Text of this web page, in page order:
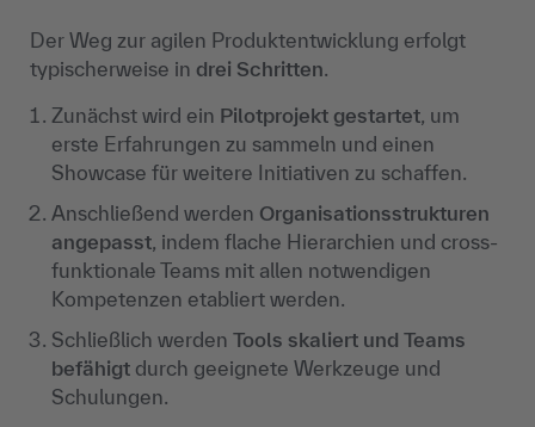
Der Weg zur agilen Produktentwicklung erfolgt
typischerweise in drei Schritten.
Zunächst wird ein Pilotprojekt gestartet, um
erste Erfahrungen zu sammeln und einen
Showcase für weitere Initiativen zu schaffen.
Anschließend werden Organisationsstrukturen
angepasst, indem flache Hierarchien und cross-
funktionale Teams mit allen notwendigen
Kompetenzen etabliert werden.
Schließlich werden Tools skaliert und Teams
befähigt durch geeignete Werkzeuge und
Schulungen.